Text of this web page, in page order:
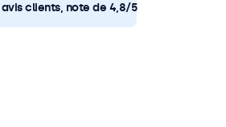
avis clients, note de 4,8/5